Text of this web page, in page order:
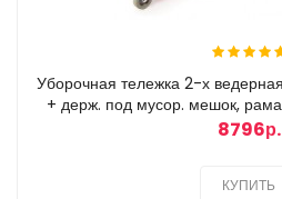
Уборочная тележка 2-х
+ держ. под мусор. мешок,
8796р.
КУПИТЬ